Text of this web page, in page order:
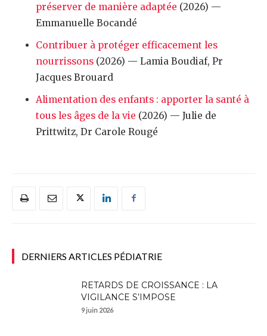
préserver de manière adaptée (2026) —
Emmanuelle Bocandé
Contribuer à protéger efficacement les
nourrissons (2026) — Lamia Boudiaf, Pr
Jacques Brouard
Alimentation des enfants : apporter la santé à
tous les âges de la vie (2026) — Julie de
Prittwitz, Dr Carole Rougé
DERNIERS ARTICLES PÉDIATRIE
RETARDS DE CROISSANCE : LA
VIGILANCE S’IMPOSE
9 juin 2026